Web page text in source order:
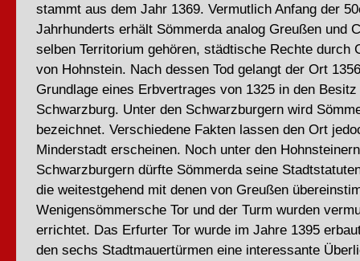
stammt aus dem Jahr 1369. Vermutlich Anfang der
Jahrhunderts erhält Sömmerda analog Greußen und
selben Territorium gehören, städtische Rechte durch
von Hohnstein. Nach dessen Tod gelangt der Ort
Grundlage eines Erbvertrages von 1325 in den
Schwarzburg. Unter den Schwarzburgern wird
bezeichnet. Verschiedene Fakten lassen den Ort
Minderstadt erscheinen. Noch unter den
Schwarzburgern dürfte Sömmerda seine
die weitestgehend mit denen von Greußen
Wenigensömmersche Tor und der Turm wurden
errichtet. Das Erfurter Tor wurde im Jahre 1395
den sechs Stadtmauertürmen eine interessante